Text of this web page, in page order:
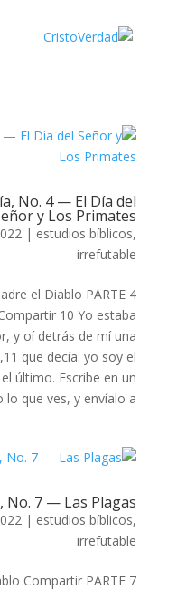
No. 4 — El Día del
y Los Primates
| estudios bíblicos,
irrefutable
el Diablo PARTE 4
10 Yo estaba
y oí detrás de mí una
que decía: yo soy el
último. Escribe en un
lo que ves, y envíalo a...
7 — Las Plagas
| estudios bíblicos,
irrefutable
Compartir PARTE 7